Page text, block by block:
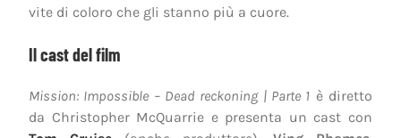
vite di coloro che gli stanno più a cuore.
Il cast del film
Mission: Impossible – Dead reckoning | Parte 1 è diretto
da Christopher McQuarrie e presenta un cast con